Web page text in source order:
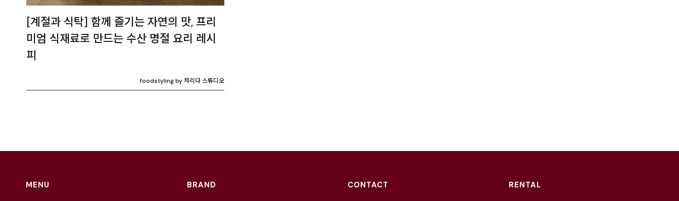
[계절과 식탁] 함께 즐기는 자연의 맛, 프리
미엄 식재료로 만드는 수산 명절 요리 레시
피
foodstyling by 차리다 스튜디오
MENU BRAND CONTACT RENTAL